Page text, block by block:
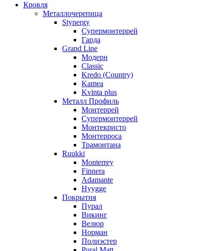
Кровля
Металлочерепица
Stynergy
Супермонтеррей
Гарда
Grand Line
Модерн
Classic
Kredo (Country)
Kamea
Kvinta plus
Металл Профиль
Монтеррей
Супермонтеррей
Монтекристо
Монтерроса
Трамонтана
Ruukki
Monterrey
Finnera
Adamante
Hyygge
Покрытия
Пурал
Викинг
Велюр
Норман
Полиэстер